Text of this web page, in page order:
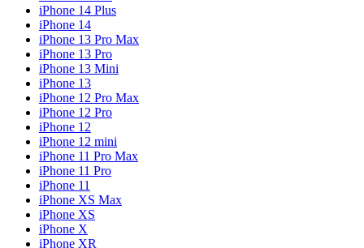
iPhone 14 Plus
iPhone 14
iPhone 13 Pro Max
iPhone 13 Pro
iPhone 13 Mini
iPhone 13
iPhone 12 Pro Max
iPhone 12 Pro
iPhone 12
iPhone 12 mini
iPhone 11 Pro Max
iPhone 11 Pro
iPhone 11
iPhone XS Max
iPhone XS
iPhone X
iPhone XR